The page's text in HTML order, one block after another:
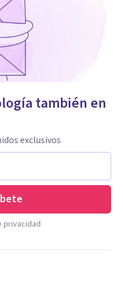
también en
exclusivos
privacidad